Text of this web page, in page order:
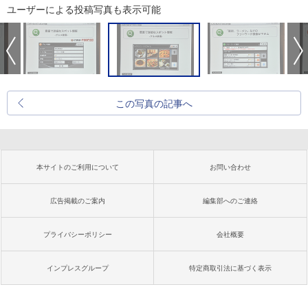
ユーザーによる投稿写真も表示可能
この写真の記事へ
本サイトのご利用について お問い合わせ
広告掲載のご案内 編集部へのご連絡
プライバシーポリシー 会社概要
インプレスグループ 特定商取引法に基づく表示